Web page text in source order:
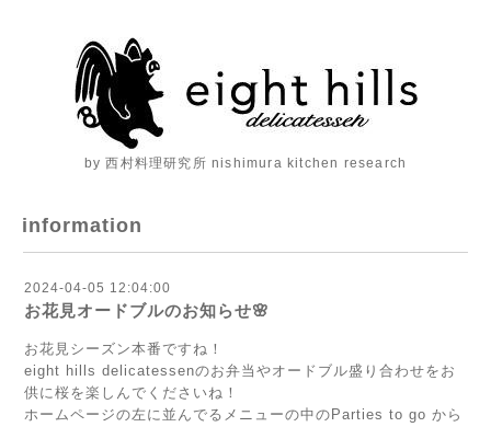
by 西村料理研究所 nishimura kitchen research
information
2024-04-05 12:04:00
お花見オードブルのお知らせ🌸
お花見シーズン本番ですね！
eight hills delicatessenのお弁当やオードブル盛り合わせをお
供に桜を楽しんでくださいね！
ホームページの左に並んでるメニューの中のParties to go から